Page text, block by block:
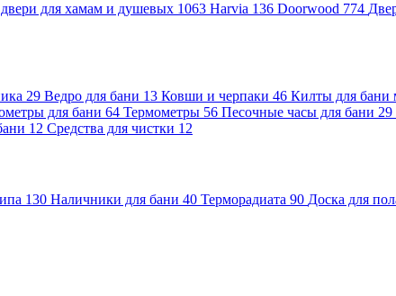
для хамам и душевых 1063 Harvia 136 Doorwood 774
29 Ведро для бани 13 Ковши и черпаки 46 Килты для бани
для бани 64 Термометры 56 Песочные часы для бани 29
12 Средства для чистки 12
130 Наличники для бани 40 Терморадиата 90 Доска для